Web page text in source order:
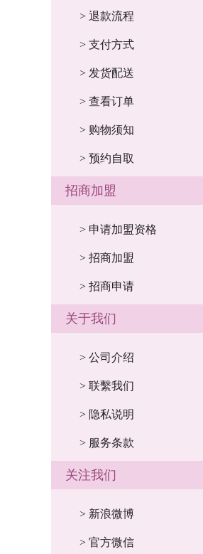
> 退款流程
> 支付方式
> 发货配送
> 查看订单
> 购物须知
> 预约自取
招商加盟
> 申请加盟资格
> 招商加盟
> 招商申请
关于我们
> 公司介绍
> 联繫我们
> 隐私说明
> 服务条款
关注我们
> 新浪微博
> 官方微信